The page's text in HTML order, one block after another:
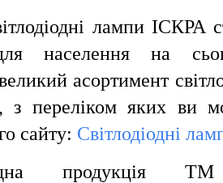
лампи ІСКРА
населення на
асортимент
з переліком яких ви
сайту: Світлодіодні
продукція